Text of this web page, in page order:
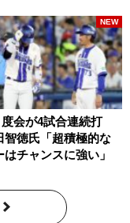
会が4試合連続打
智徳氏「超積極的な
チャンスに強い」
NEW